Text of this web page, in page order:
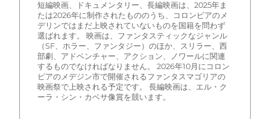
短編映画、ドキュメンタリー、長編映画は、2025年ま
たは2026年に制作されたもののうち、コロンビアのメ
デリンではまだ上映されていないものを国籍を問わず
選ばれます。 映画は、ファンタスティックなジャンル
（SF、ホラー、ファンタジー）のほか、スリラー、西
部劇、アドベンチャー、アクション、ノワールに関連
するものでなければなりません。 2026年10月にコロン
ビアのメデジン市で開催されるファンタスマゴリアの
映画祭で上映される予定です。 長編映画は、エル・ク
ーラ・シン・カベサ像賞を競います。